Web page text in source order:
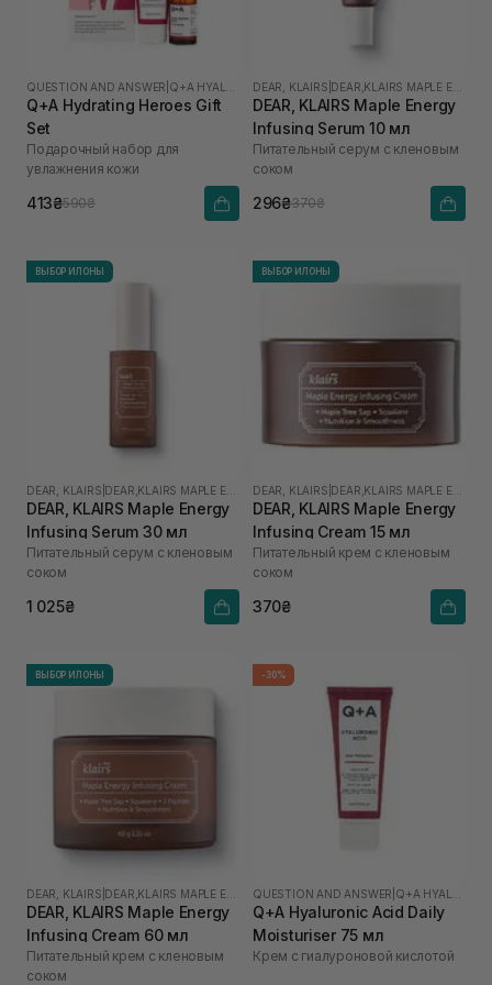
QUESTION AND ANSWER
Q+A Hydrating Heroes Gift
Set
Подарочный набор для
увлажнения кожи
413₴590₴
DEAR, KLAIRS
DEAR, KLAIRS Maple Energy
Infusing Serum 10 мл
Питательный серум с кленовым
соком
296₴370₴
ВЫБОР ИЛОНЫ
DEAR, KLAIRS
DEAR, KLAIRS Maple Energy
Infusing Serum 30 мл
Питательный серум с кленовым
соком
1 025₴
ВЫБОР ИЛОНЫ
DEAR, KLAIRS
DEAR, KLAIRS Maple Energy
Infusing Cream 15 мл
Питательный крем с кленовым
соком
370₴
ВЫБОР ИЛОНЫ
DEAR, KLAIRS
DEAR, KLAIRS Maple Energy
Infusing Cream 60 мл
Питательный крем с кленовым
соком
-30%
QUESTION AND ANSWER
Q+A Hyaluronic Acid Daily
Moisturiser 75 мл
Крем с гиалуроновой кислотой